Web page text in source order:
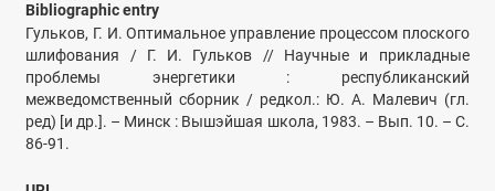
Bibliographic entry
Гульков, Г. И. Оптимальное управление процессом плоского
шлифования / Г. И. Гульков // Научные и прикладные
проблемы энергетики : республиканский
межведомственный сборник / редкол.: Ю. А. Малевич (гл.
ред) [и др.]. – Минск : Вышэйшая школа, 1983. – Вып. 10. – С.
86-91.